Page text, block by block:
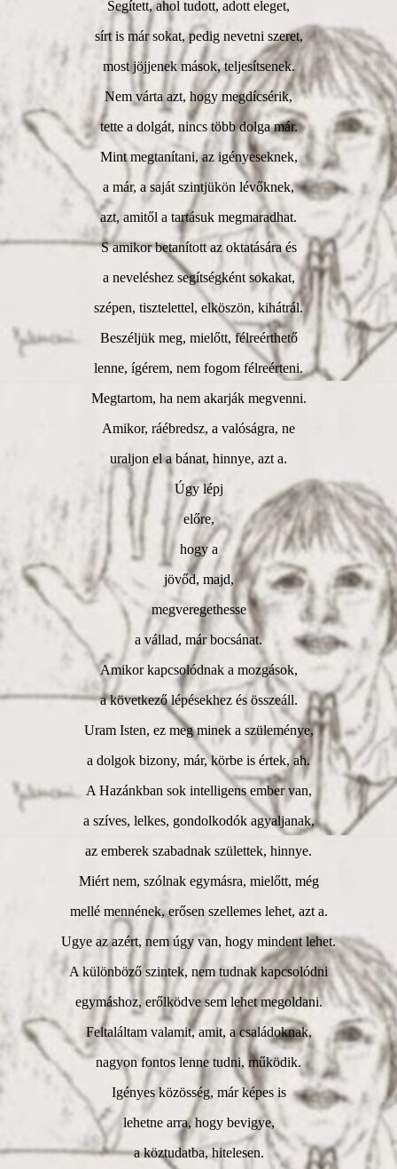
Segített, ahol tudott, adott eleget,
sírt is már sokat, pedig nevetni szeret,
most jöjjenek mások, teljesítsenek.
Nem várta azt, hogy megdícsérik,
tette a dolgát, nincs több dolga már.
Mint megtanítani, az igényeseknek,
a már, a saját szintjükön lévőknek,
azt, amitől a tartásuk megmaradhat.
S amikor betanított az oktatására és
a neveléshez segítségként sokakat,
szépen, tisztelettel, elköszön, kihátrál.
Beszéljük meg, mielőtt, félreérthető
lenne, ígérem, nem fogom félreérteni.
Megtartom, ha nem akarják megvenni.
Amikor, ráébredsz, a valóságra, ne
uraljon el a bánat, hinnye, azt a.
Úgy lépj
előre,
hogy a
jövőd, majd,
megveregethesse
a vállad, már bocsánat.
Amikor kapcsolódnak a mozgások,
a következő lépésekhez és összeáll.
Uram Isten, ez meg minek a szüleménye,
a dolgok bizony, már, körbe is értek, ah.
A Hazánkban sok intelligens ember van,
a szíves, lelkes, gondolkodók agyaljanak,
az emberek szabadnak születtek, hinnye.
Miért nem, szólnak egymásra, mielőtt, még
mellé mennének, erősen szellemes lehet, azt a.
Ugye az azért, nem úgy van, hogy mindent lehet.
A különböző szintek, nem tudnak kapcsolódni
egymáshoz, erőlködve sem lehet megoldani.
Feltaláltam valamit, amit, a családoknak,
nagyon fontos lenne tudni, működik.
Igényes közösség, már képes is
lehetne arra, hogy bevigye,
a köztudatba, hitelesen.